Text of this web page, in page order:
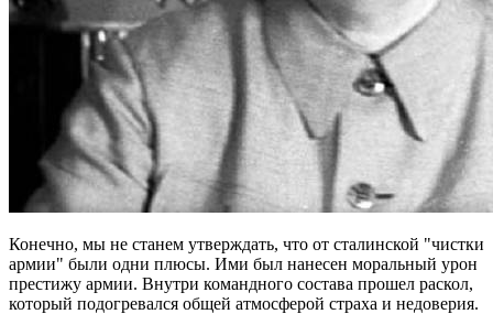
Конечно, мы не станем утверждать, что от сталинской "чистки
армии" были одни плюсы. Ими был нанесен моральный урон
престижу армии. Внутри командного состава прошел раскол,
который подогревался общей атмосферой страха и недоверия.